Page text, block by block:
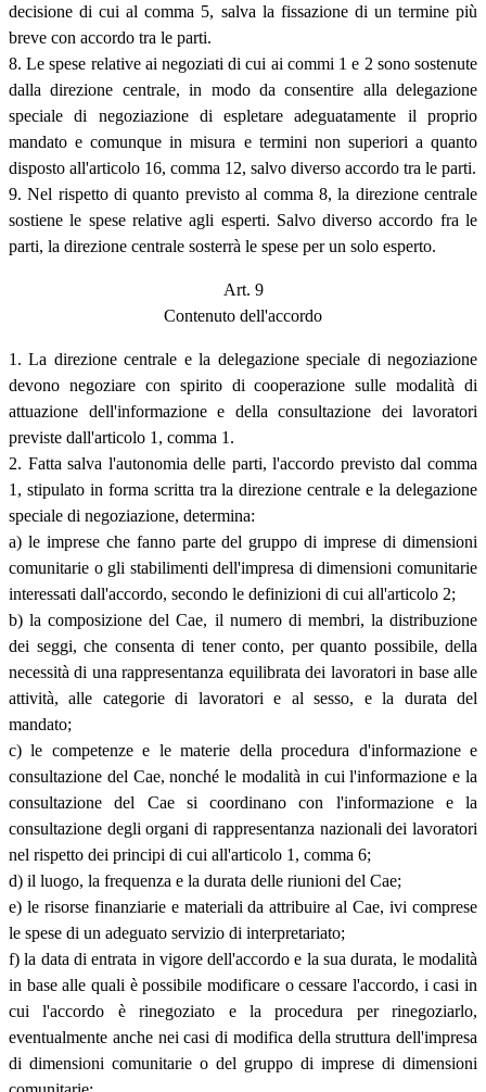
decisione di cui al comma 5, salva la fissazione di un termine più
breve con accordo tra le parti.
8. Le spese relative ai negoziati di cui ai commi 1 e 2 sono sostenute
dalla direzione centrale, in modo da consentire alla delegazione
speciale di negoziazione di espletare adeguatamente il proprio
mandato e comunque in misura e termini non superiori a quanto
disposto all'articolo 16, comma 12, salvo diverso accordo tra le parti.
9. Nel rispetto di quanto previsto al comma 8, la direzione centrale
sostiene le spese relative agli esperti. Salvo diverso accordo fra le
parti, la direzione centrale sosterrà le spese per un solo esperto.
Art. 9
Contenuto dell'accordo
1. La direzione centrale e la delegazione speciale di negoziazione
devono negoziare con spirito di cooperazione sulle modalità di
attuazione dell'informazione e della consultazione dei lavoratori
previste dall'articolo 1, comma 1.
2. Fatta salva l'autonomia delle parti, l'accordo previsto dal comma
1, stipulato in forma scritta tra la direzione centrale e la delegazione
speciale di negoziazione, determina:
a) le imprese che fanno parte del gruppo di imprese di dimensioni
comunitarie o gli stabilimenti dell'impresa di dimensioni comunitarie
interessati dall'accordo, secondo le definizioni di cui all'articolo 2;
b) la composizione del Cae, il numero di membri, la distribuzione
dei seggi, che consenta di tener conto, per quanto possibile, della
necessità di una rappresentanza equilibrata dei lavoratori in base alle
attività, alle categorie di lavoratori e al sesso, e la durata del
mandato;
c) le competenze e le materie della procedura d'informazione e
consultazione del Cae, nonché le modalità in cui l'informazione e la
consultazione del Cae si coordinano con l'informazione e la
consultazione degli organi di rappresentanza nazionali dei lavoratori
nel rispetto dei principi di cui all'articolo 1, comma 6;
d) il luogo, la frequenza e la durata delle riunioni del Cae;
e) le risorse finanziarie e materiali da attribuire al Cae, ivi comprese
le spese di un adeguato servizio di interpretariato;
f) la data di entrata in vigore dell'accordo e la sua durata, le modalità
in base alle quali è possibile modificare o cessare l'accordo, i casi in
cui l'accordo è rinegoziato e la procedura per rinegoziarlo,
eventualmente anche nei casi di modifica della struttura dell'impresa
di dimensioni comunitarie o del gruppo di imprese di dimensioni